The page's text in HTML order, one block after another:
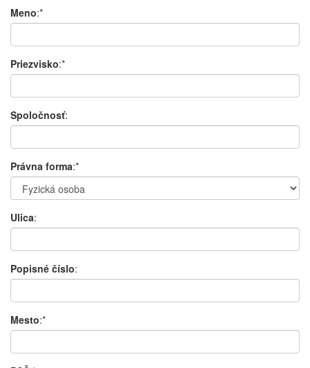
Meno:*
Priezvisko:*
Spoločnosť:
Právna forma:*
Ulica:
Popisné číslo:
Mesto:*